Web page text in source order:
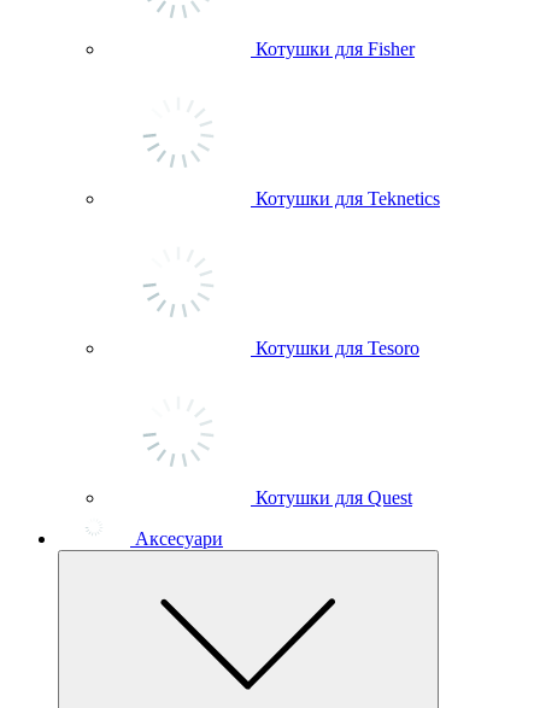
Котушки для Fisher
Котушки для Teknetics
Котушки для Tesoro
Котушки для Quest
Аксесуари